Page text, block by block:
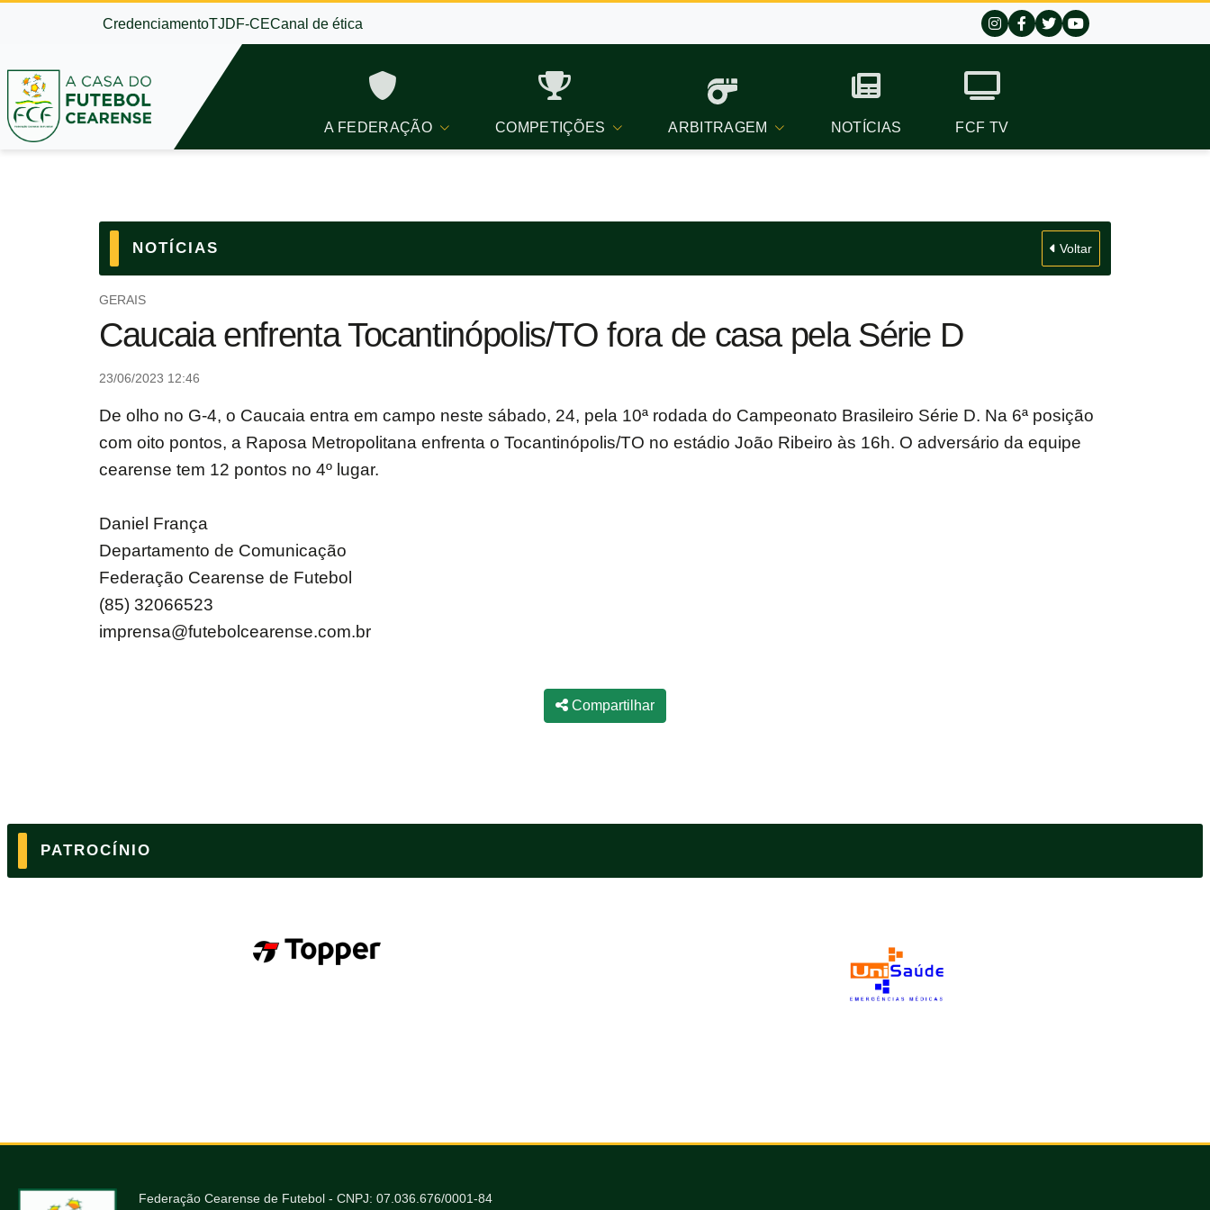
CredenciamentoTJDF-CECanal de ética
A FEDERAÇÃO COMPETIÇÕES ARBITRAGEM NOTÍCIAS FCF TV
NOTÍCIAS Voltar
GERAIS
Caucaia enfrenta Tocantinópolis/TO fora de casa pela Série D
23/06/2023 12:46
De olho no G-4, o Caucaia entra em campo neste sábado, 24, pela 10ª rodada do Campeonato Brasileiro Série D. Na 6ª posição
com oito pontos, a Raposa Metropolitana enfrenta o Tocantinópolis/TO no estádio João Ribeiro às 16h. O adversário da equipe
cearense tem 12 pontos no 4º lugar.
Daniel França
Departamento de Comunicação
Federação Cearense de Futebol
(85) 32066523
imprensa@futebolcearense.com.br
Compartilhar
PATROCÍNIO
Federação Cearense de Futebol - CNPJ: 07.036.676/0001-84